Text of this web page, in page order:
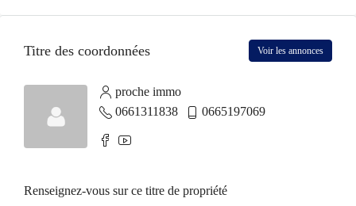
Titre des coordonnées Voir les annonces
proche immo
0661311838
0665197069
Renseignez-vous sur ce titre de propriété